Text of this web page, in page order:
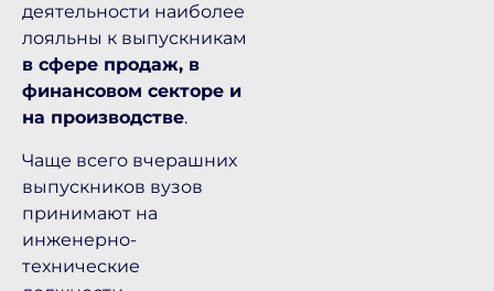
деятельности наиболее
лояльны к выпускникам
в сфере продаж, в
финансовом секторе и
на производстве.
Чаще всего вчерашних
выпускников вузов
принимают на
инженерно-
технические